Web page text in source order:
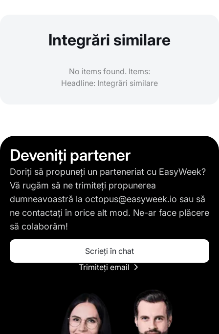
Integrări similare
No items found. Items:
Headline: Integrări similare
Deveniți partener
Doriți să propuneți un parteneriat cu EasyWeek?
Vă rugăm să ne trimiteți propunerea
dumneavoastră la octopus@easyweek.io sau să
ne contactați în orice alt mod. Ne-ar face plăcere
să colaborăm!
Scrieți în chat
Trimiteți email